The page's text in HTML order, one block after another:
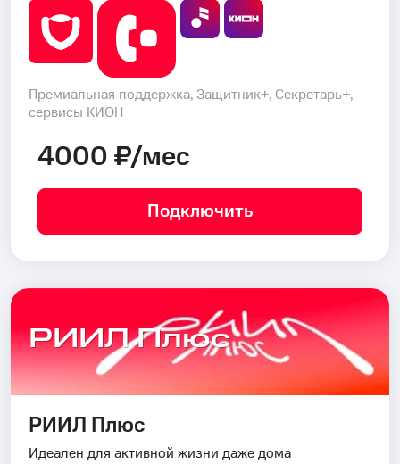
Премиальная поддержка, Защитник+, Секретарь+,
сервисы КИОН
4000 ₽/мес
Подключить
РИИЛ Плюс
РИИЛ Плюс
Идеален для активной жизни даже дома